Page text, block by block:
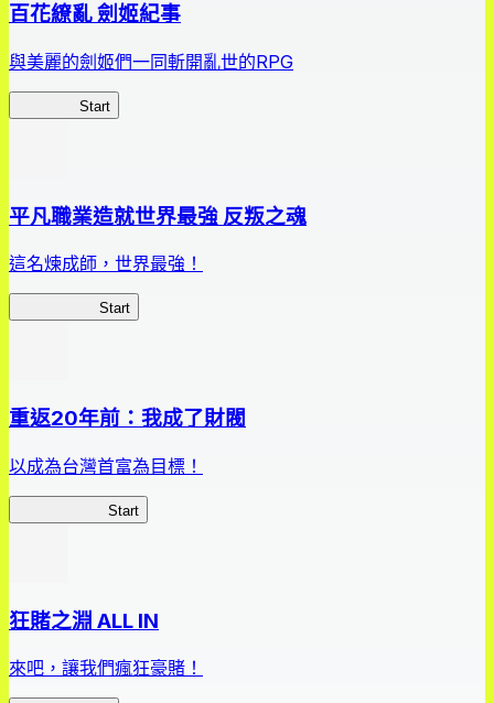
百花繚亂 劍姬紀事
與美麗的劍姬們一同斬開亂世的RPG
Start
平凡職業造就世界最強 反叛之魂
這名煉成師，世界最強！
Start
重返20年前：我成了財閥
以成為台灣首富為目標！
Start
狂賭之淵 ALL IN
來吧，讓我們瘋狂豪賭！